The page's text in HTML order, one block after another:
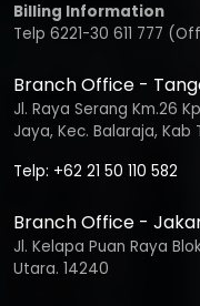
Billing Information
Telp 6221-30 611 777
Branch Office -
Jl. Raya Serang Km.26
Jaya, Kec. Balaraja, Kab
Telp: +62 21 50 110 582
Branch Office -
Jl. Kelapa Puan Raya
Utara. 14240